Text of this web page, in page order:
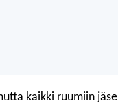
kaikki ruumiin